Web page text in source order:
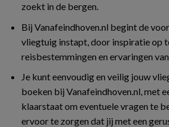
zoekt in de bergen.
Bij Vanafeindhoven.nl begint de
vliegtuig instapt, door inspiratie op
reisbestemmingen en ervaringen van
Je kunt eenvoudig en veilig jouw
boeken bij Vanafeindhoven.nl, met
klaarstaat om eventuele vragen te
ervoor te zorgen dat jij met een